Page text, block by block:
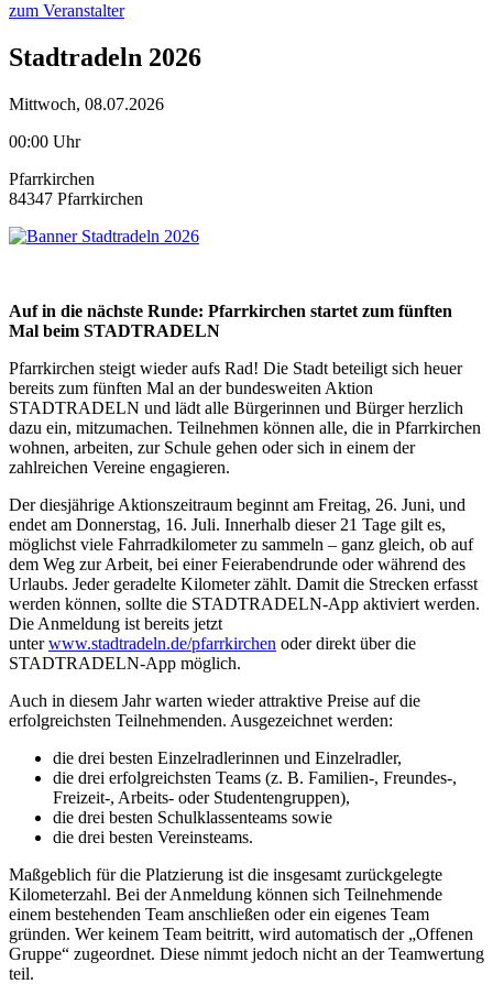
zum Veranstalter
Stadtradeln 2026
Mittwoch, 08.07.2026
00:00 Uhr
Pfarrkirchen
84347 Pfarrkirchen
Auf in die nächste Runde: Pfarrkirchen startet zum fünften
Mal beim STADTRADELN
Pfarrkirchen steigt wieder aufs Rad! Die Stadt beteiligt sich heuer
bereits zum fünften Mal an der bundesweiten Aktion
STADTRADELN und lädt alle Bürgerinnen und Bürger herzlich
dazu ein, mitzumachen. Teilnehmen können alle, die in Pfarrkirchen
wohnen, arbeiten, zur Schule gehen oder sich in einem der
zahlreichen Vereine engagieren.
Der diesjährige Aktionszeitraum beginnt am Freitag, 26. Juni, und
endet am Donnerstag, 16. Juli. Innerhalb dieser 21 Tage gilt es,
möglichst viele Fahrradkilometer zu sammeln – ganz gleich, ob auf
dem Weg zur Arbeit, bei einer Feierabendrunde oder während des
Urlaubs. Jeder geradelte Kilometer zählt. Damit die Strecken erfasst
werden können, sollte die STADTRADELN-App aktiviert werden.
Die Anmeldung ist bereits jetzt
unterwww.stadtradeln.de/pfarrkirchen oder direkt über die
STADTRADELN-App möglich.
Auch in diesem Jahr warten wieder attraktive Preise auf die
erfolgreichsten Teilnehmenden. Ausgezeichnet werden:
die drei besten Einzelradlerinnen und Einzelradler,
die drei erfolgreichsten Teams (z. B. Familien-, Freundes-,
Freizeit-, Arbeits- oder Studentengruppen),
die drei besten Schulklassenteams sowie
die drei besten Vereinsteams.
Maßgeblich für die Platzierung ist die insgesamt zurückgelegte
Kilometerzahl. Bei der Anmeldung können sich Teilnehmende
einem bestehenden Team anschließen oder ein eigenes Team
gründen. Wer keinem Team beitritt, wird automatisch der „Offenen
Gruppe“ zugeordnet. Diese nimmt jedoch nicht an der Teamwertung
teil.